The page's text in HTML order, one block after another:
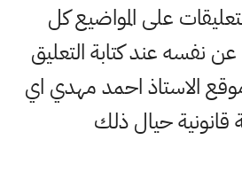
على المواضيع كل
عند كتابة التعليق
الاستاذ احمد مهدي اي
قانونية حيال ذلك